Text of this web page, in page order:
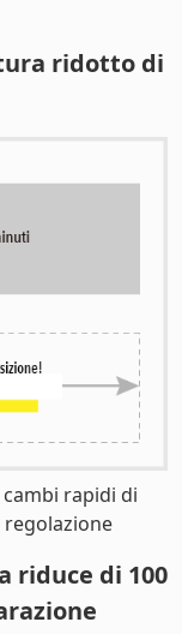
ridotto di
cambi rapidi di
riduce di 100